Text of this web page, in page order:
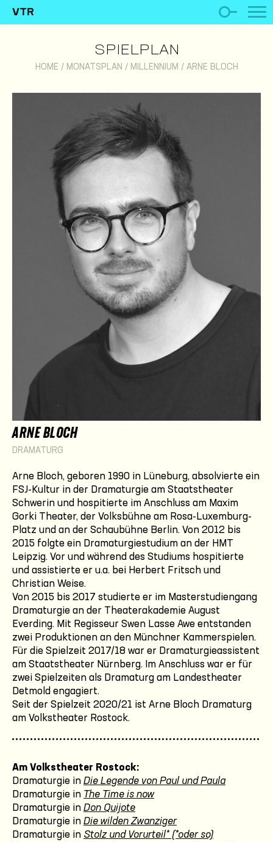
VTR
SPIELPLAN
HOME / MONATSPLAN / MILLENNIUM / ARNE BLOCH
ARNE BLOCH
DRAMATURG
Arne Bloch, geboren 1990 in Lüneburg, absolvierte ein
FSJ-Kultur in der Dramaturgie am Staatstheater
Schwerin und hospitierte im Anschluss am Maxim
Gorki Theater, der Volksbühne am Rosa-Luxemburg-
Platz und an der Schaubühne Berlin. Von 2012 bis
2015 folgte ein Dramaturgiestudium an der HMT
Leipzig. Vor und während des Studiums hospitierte
und assistierte er u.a. bei Herbert Fritsch und
Christian Weise.
Von 2015 bis 2017 studierte er im Masterstudiengang
Dramaturgie an der Theaterakademie August
Everding. Mit Regisseur Swen Lasse Awe entstanden
zwei Produktionen an den Münchner Kammerspielen.
Für die Spielzeit 2017/18 war er Dramaturgieassistent
am Staatstheater Nürnberg. Im Anschluss war er für
zwei Spielzeiten als Dramaturg am Landestheater
Detmold engagiert.
Seit der Spielzeit 2020/21 ist Arne Bloch Dramaturg
am Volkstheater Rostock.
Am Volkstheater Rostock:
Dramaturgie in Die Legende von Paul und Paula
Dramaturgie in The Time is now
Dramaturgie in Don Quijote
Dramaturgie in Die wilden Zwanziger
Dramaturgie in Stolz und Vorurteil* (*oder so)